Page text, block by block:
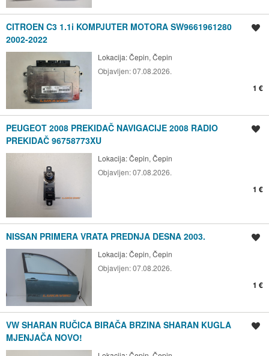
CITROEN C3 1.1i KOMPJUTER MOTORA SW9661961280
2002-2022
Lokacija:Čepin, Čepin
Objavljen:07.08.2026.
1 €
PEUGEOT 2008 PREKIDAČ NAVIGACIJE 2008 RADIO
PREKIDAČ 96758773XU
Lokacija:Čepin, Čepin
Objavljen:07.08.2026.
1 €
NISSAN PRIMERA VRATA PREDNJA DESNA 2003.
Lokacija:Čepin, Čepin
Objavljen:07.08.2026.
1 €
VW SHARAN RUČICA BIRAČA BRZINA SHARAN KUGLA
MJENJAČA NOVO!